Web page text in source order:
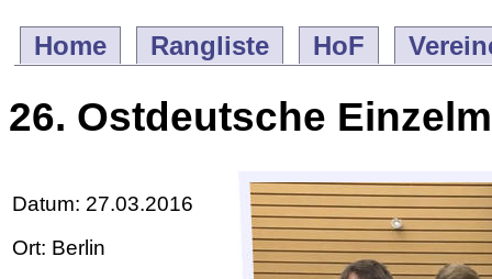
Home Rangliste HoF
26. Ostdeutsche
Datum: 27.03.2016
Ort: Berlin